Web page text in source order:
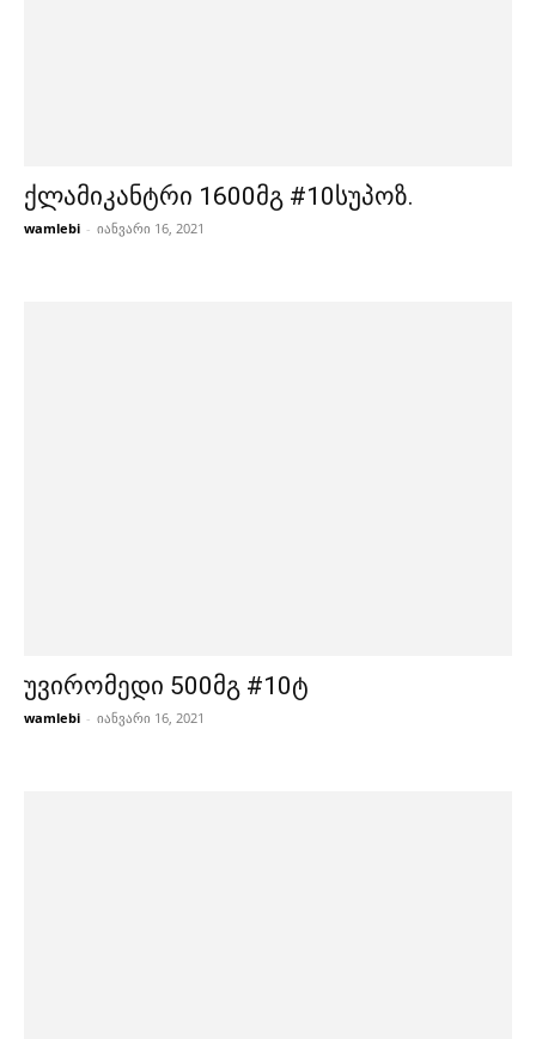
ქლამიკანტრი 1600მგ #10სუპოზ.
wamlebi - იანვარი 16, 2021
უვირომედი 500მგ #10ტ
wamlebi - იანვარი 16, 2021